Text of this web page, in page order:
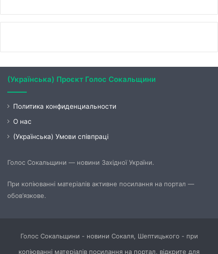
(Українська) Проєкт Голос Сокальщини
Политика конфиденциальности
О нас
(Українська) Умови співпраці
Голос Сокальщини — новини Західної України.
При копіюванні матеріалів активне посилання на портал —
обов’язкове.
Голос Сокальщини - новини Сокаля, Шептицького - при
копіюванні матеріалів посилання на портал, відкрите для